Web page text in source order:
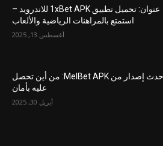
عنوان: تحميل تطبيق 1xBet APK للاندرويد –
استمتع بالمراهنات الرياضية والألعاب
أغسطس 13, 2025
أحدث إصدار من MelBet APK: من أين تحصل
عليه بأمان
أبريل 30, 2025